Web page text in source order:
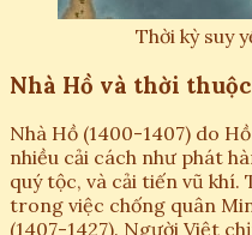
Thời kỳ suy
Nhà Hồ và thời thuộc
Nhà Hồ (1400-1407) do
nhiều cải cách như phát
quý tộc, và cải tiến vũ khí.
trong việc chống quân
(1407-1427). Người Việt